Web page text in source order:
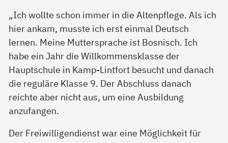
„Ich wollte schon immer in die Altenpflege. Als ich
hier ankam, musste ich erst einmal Deutsch
lernen. Meine Muttersprache ist Bosnisch. Ich
habe ein Jahr die Willkommensklasse der
Hauptschule in Kamp-Lintfort besucht und danach
die reguläre Klasse 9. Der Abschluss danach
reichte aber nicht aus, um eine Ausbildung
anzufangen.
Der Freiwilligendienst war eine Möglichkeit für